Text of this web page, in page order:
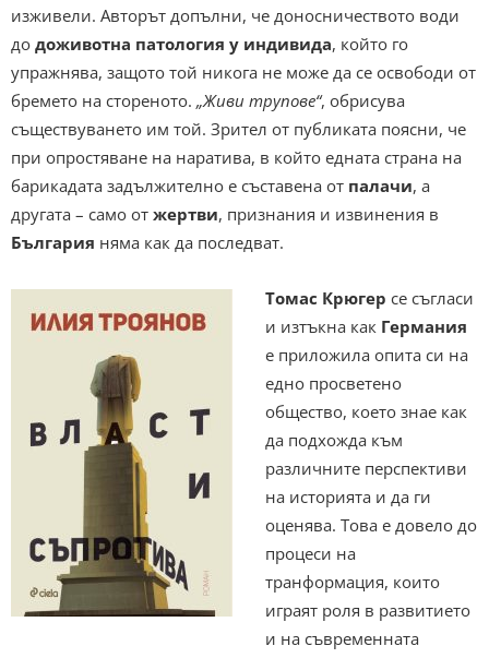
изживели. Авторът допълни, че доносничеството води
до доживотна патология у индивида, който го
упражнява, защото той никога не може да се освободи от
бремето на стореното. „Живи трупове“, обрисува
съществуването им той. Зрител от публиката поясни, че
при опростяване на наратива, в който едната страна на
барикадата задължително е съставена от палачи, а
другата – само от жертви, признания и извинения в
България няма как да последват.
Томас Крюгер се съгласи
и изтъкна как Германия
е приложила опита си на
едно просветено
общество, което знае как
да подхожда към
различните перспективи
на историята и да ги
оценява. Това е довело до
процеси на
транформация, които
играят роля в развитието
и на съвременната